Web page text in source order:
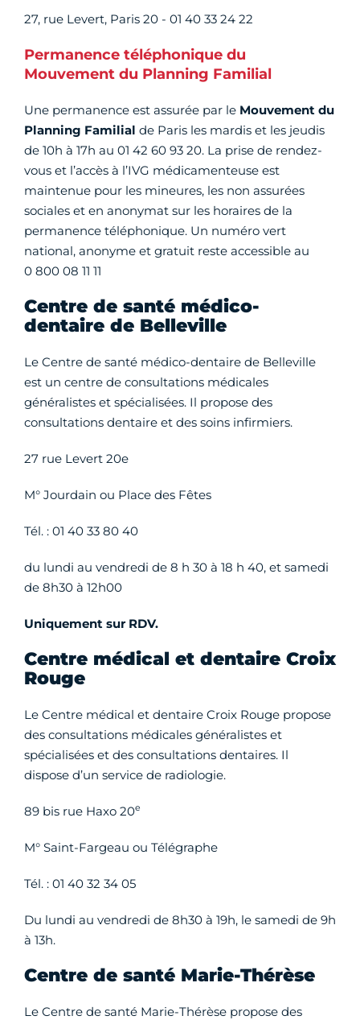
27, rue Levert, Paris 20 - 01 40 33 24 22
Permanence téléphonique du
Mouvement du Planning Familial
Une permanence est assurée par le Mouvement du
Planning Familial de Paris les mardis et les jeudis
de 10h à 17h au 01 42 60 93 20. La prise de rendez-
vous et l’accès à l’IVG médicamenteuse est
maintenue pour les mineures, les non assurées
sociales et en anonymat sur les horaires de la
permanence téléphonique. Un numéro vert
national, anonyme et gratuit reste accessible au
0 800 08 11 11
Centre de santé médico-
dentaire de Belleville
Le Centre de santé médico-dentaire de Belleville
est un centre de consultations médicales
généralistes et spécialisées. Il propose des
consultations dentaire et des soins infirmiers.
27 rue Levert 20e
M° Jourdain ou Place des Fêtes
Tél. : 01 40 33 80 40
du lundi au vendredi de 8 h 30 à 18 h 40, et samedi
de 8h30 à 12h00
Uniquement sur RDV.
Centre médical et dentaire Croix
Rouge
Le Centre médical et dentaire Croix Rouge propose
des consultations médicales généralistes et
spécialisées et des consultations dentaires. Il
dispose d’un service de radiologie.
89 bis rue Haxo 20e
M° Saint-Fargeau ou Télégraphe
Tél. : 01 40 32 34 05
Du lundi au vendredi de 8h30 à 19h, le samedi de 9h
à 13h.
Centre de santé Marie-Thérèse
Le Centre de santé Marie-Thérèse propose des